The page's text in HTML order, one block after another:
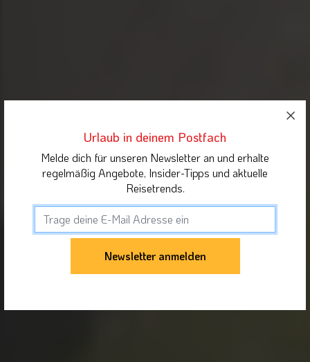
Urlaub in deinem Postfach
Melde dich für unseren Newsletter an und erhalte
regelmäßig Angebote, Insider-Tipps und aktuelle
Reisetrends.